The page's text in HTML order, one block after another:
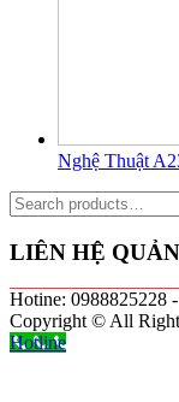
Nghệ Thuật
Search
for:
LIÊN HỆ
Hotine: 0988825228
Copyright © All Right
Hotline